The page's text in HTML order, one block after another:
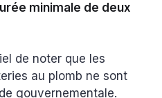
minimale de deux
de noter que les
au plomb ne sont
gouvernementale.